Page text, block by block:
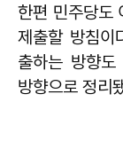
한편 민주당도
제출할 방침이
출하는 방향
방향으로 정리